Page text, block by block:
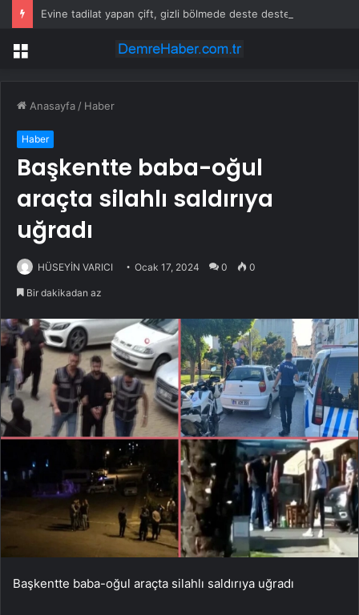
Menü
Anasayfa / Haber
Haber
Başkentte baba-oğul
araçta silahlı saldırıya
uğradı
HÜSEYİN VARICI Ocak 17, 2024 0 0
Bir dakikadan az
Başkentte baba-oğul araçta silahlı saldırıya uğradı